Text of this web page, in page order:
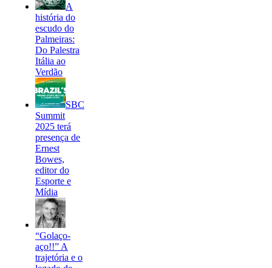
A
história do
escudo do
Palmeiras:
Do Palestra
Itália ao
Verdão
SBC
Summit
2025 terá
presença de
Ernest
Bowes,
editor do
Esporte e
Mídia
“Golaço-
aço!!” A
trajetória e o